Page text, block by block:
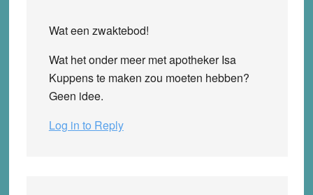
Wat een zwaktebod!
Wat het onder meer met apotheker Isa
Kuppens te maken zou moeten hebben?
Geen idee.
Log in to Reply